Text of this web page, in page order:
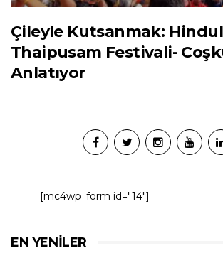
Çileyle Kutsanmak:
Thaipusam Festivali-
Anlatıyor
[mc4wp_form id="14"]
EN YENILER